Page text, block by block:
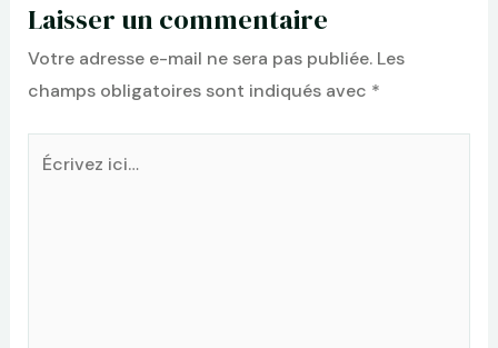
Laisser un commentaire
Votre adresse e-mail ne sera pas publiée. Les
champs obligatoires sont indiqués avec *
Écrivez